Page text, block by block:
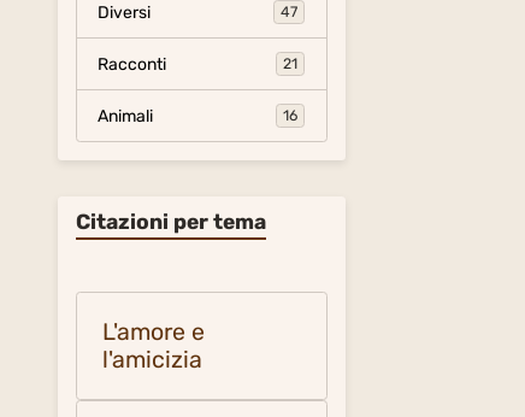
Diversi 47
Racconti 21
Animali 16
Citazioni per tema
L'amore e
l'amicizia